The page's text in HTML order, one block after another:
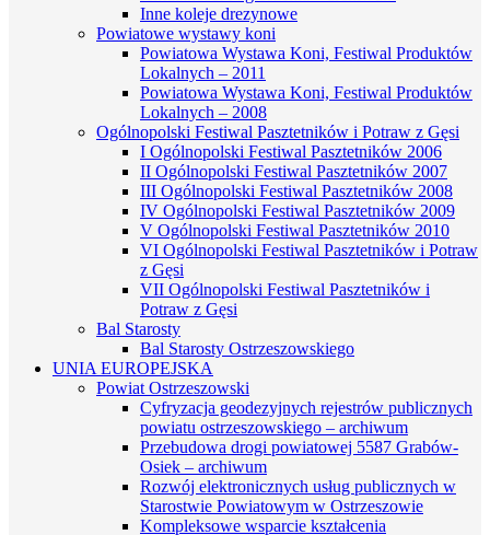
Inne koleje drezynowe
Powiatowe wystawy koni
Powiatowa Wystawa Koni, Festiwal Produktów
Lokalnych – 2011
Powiatowa Wystawa Koni, Festiwal Produktów
Lokalnych – 2008
Ogólnopolski Festiwal Pasztetników i Potraw z Gęsi
I Ogólnopolski Festiwal Pasztetników 2006
II Ogólnopolski Festiwal Pasztetników 2007
III Ogólnopolski Festiwal Pasztetników 2008
IV Ogólnopolski Festiwal Pasztetników 2009
V Ogólnopolski Festiwal Pasztetników 2010
VI Ogólnopolski Festiwal Pasztetników i Potraw
z Gęsi
VII Ogólnopolski Festiwal Pasztetników i
Potraw z Gęsi
Bal Starosty
Bal Starosty Ostrzeszowskiego
UNIA EUROPEJSKA
Powiat Ostrzeszowski
Cyfryzacja geodezyjnych rejestrów publicznych
powiatu ostrzeszowskiego – archiwum
Przebudowa drogi powiatowej 5587 Grabów-
Osiek – archiwum
Rozwój elektronicznych usług publicznych w
Starostwie Powiatowym w Ostrzeszowie
Kompleksowe wsparcie kształcenia